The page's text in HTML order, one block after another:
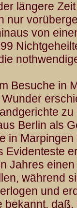
längere
nur
von
Besuche in
Berlin als
in
Evidenteste
Jahres
während
und
bekannt,